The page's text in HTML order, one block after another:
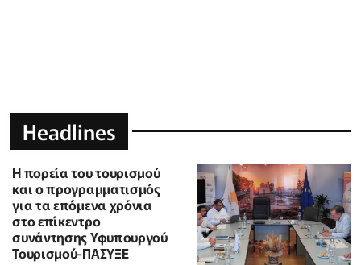
Headlines
Η πορεία του τουρισμού
και ο προγραμματισμός
για τα επόμενα χρόνια
στο επίκεντρο
συνάντησης Υφυπουργού
Τουρισμού-ΠΑΣΥΞΕ